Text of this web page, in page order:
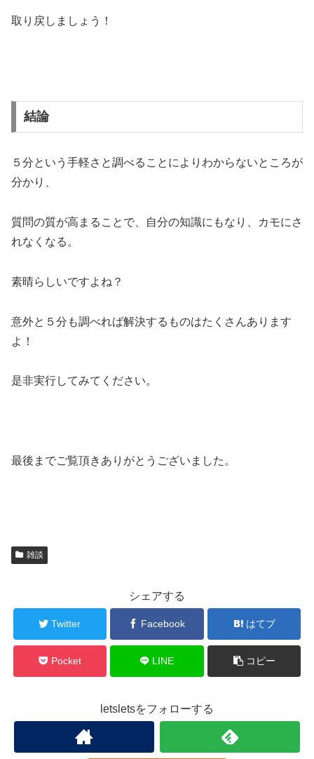
取り戻しましょう！
結論
５分という手軽さと調べることによりわからないところが
分かり、
質問の質が高まることで、自分の知識にもなり、カモにさ
れなくなる。
素晴らしいですよね？
意外と５分も調べれば解決するものはたくさんあります
よ！
是非実行してみてください。
最後までご覧頂きありがとうございました。
雑談
シェアする
Twitter Facebook はてブ
Pocket LINE コピー
letsletsをフォローする